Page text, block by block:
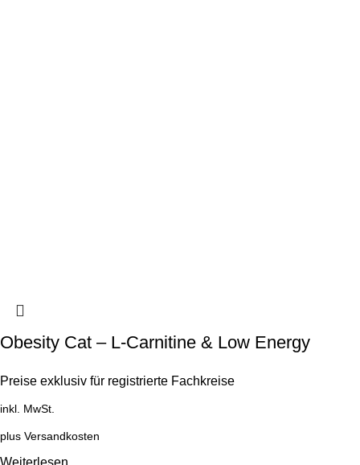
Obesity Cat – L-Carnitine & Low Energy
Preise exklusiv für registrierte Fachkreise
inkl. MwSt.
plus Versandkosten